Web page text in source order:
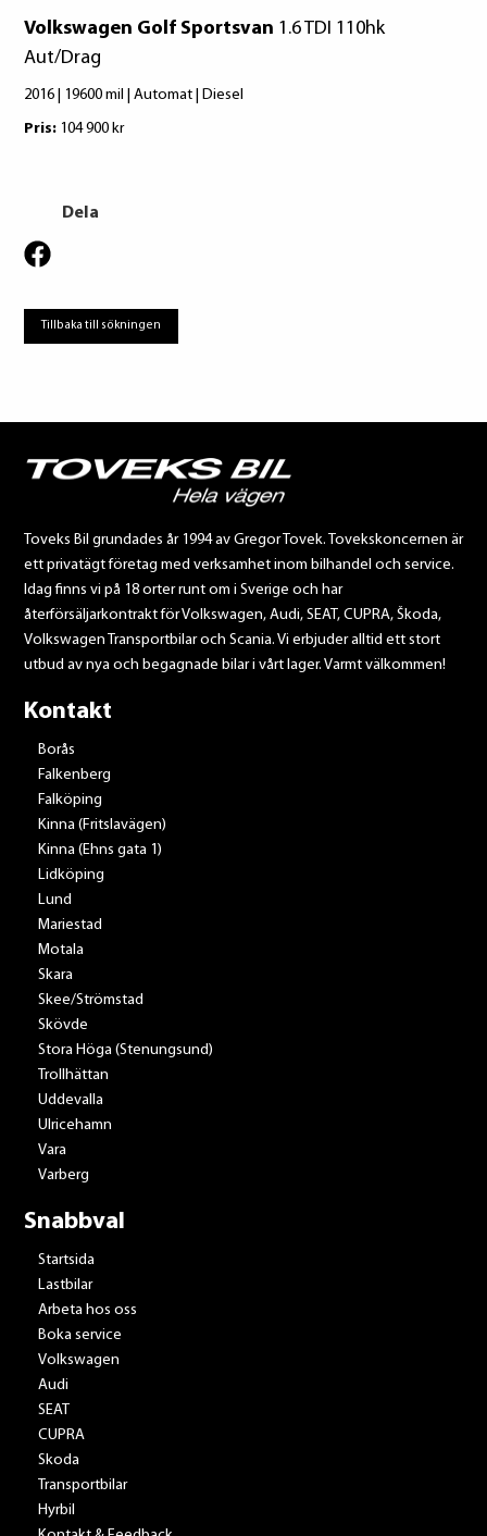
Volkswagen Golf Sportsvan 1.6 TDI 110hk
Aut/Drag
2016 | 19600 mil | Automat | Diesel
Pris: 104 900 kr
Dela
Tillbaka till sökningen
Toveks Bil grundades år 1994 av Gregor Tovek. Tovekskoncernen är
ett privatägt företag med verksamhet inom bilhandel och service.
Idag finns vi på 18 orter runt om i Sverige och har
återförsäljarkontrakt för Volkswagen, Audi, SEAT, CUPRA, Škoda,
Volkswagen Transportbilar och Scania. Vi erbjuder alltid ett stort
utbud av nya och begagnade bilar i vårt lager. Varmt välkommen!
Kontakt
Borås
Falkenberg
Falköping
Kinna (Fritslavägen)
Kinna (Ehns gata 1)
Lidköping
Lund
Mariestad
Motala
Skara
Skee/Strömstad
Skövde
Stora Höga (Stenungsund)
Trollhättan
Uddevalla
Ulricehamn
Vara
Varberg
Snabbval
Startsida
Lastbilar
Arbeta hos oss
Boka service
Volkswagen
Audi
SEAT
CUPRA
Skoda
Transportbilar
Hyrbil